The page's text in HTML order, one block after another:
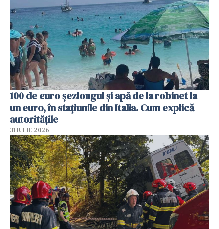
100 de euro șezlongul și apă de la robinet la
un euro, în stațiunile din Italia. Cum explică
autoritățile
31 IULIE 2026